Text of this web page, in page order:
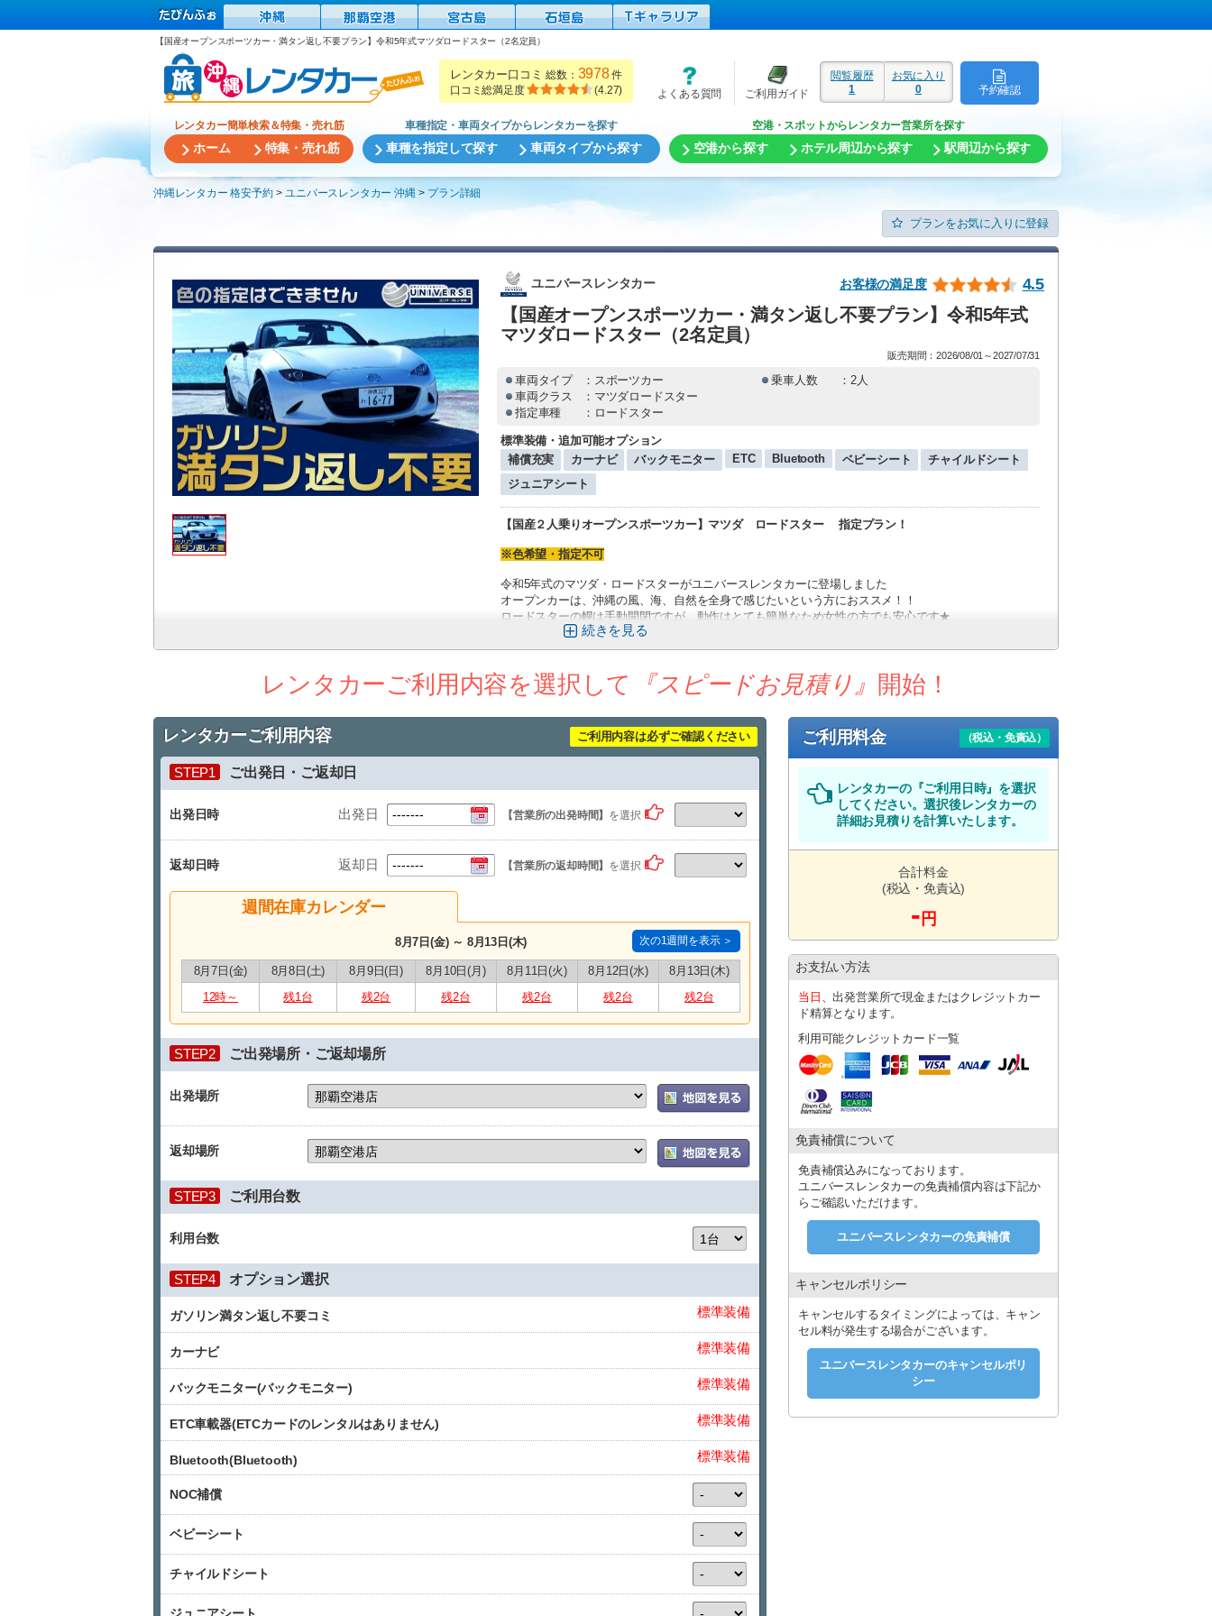
【国産オープンスポーツカー・満タン返し不要プラン】令和5年式マツダロードスター（2名定員）
レンタカー口コミ 総数： 3978件
口コミ総満足度
(4.27) 予約確認
閲覧履歴
1
お気に入り
0
よくある質問 ご利用ガイド
レンタカー簡単検索＆特集・売れ筋
ホーム 特集・売れ筋
車種指定・車両タイプからレンタカーを探す
車種を指定して探す 車両タイプから探す
空港・スポットからレンタカー営業所を探す
空港から探す ホテル周辺から探す 駅周辺から探す
沖縄レンタカー 格安予約 ユニバースレンタカー 沖縄 プラン詳細
プランをお気に入りに登録
お客様の満足度 4.5
ユニバースレンタカー
【国産オープンスポーツカー・満タン返し不要プラン】令和5年式
マツダロードスター（2名定員）
販売期間：2026/08/01～2027/07/31
車両タイプ ：スポーツカー 乗車人数
：2人
車両クラス
：マツダロードスター
指定車種
：ロードスター
標準装備・追加可能オプション
補償充実
カーナビ バックモニター ETC Bluetooth ベビーシート
チャイルドシート
ジュニアシート
【国産２人乗りオープンスポーツカー】マツダ ロードスター 指定プラン！
※色希望・指定不可
令和5年式のマツダ・ロードスターがユニバースレンタカーに登場しました
オープンカーは、沖縄の風、海、自然を全身で感じたいという方におススメ！！
ロードスターの幌は手動開閉ですが、動作はとても簡単なため女性の方でも安心です★
オープンカーに乗ったことが無くて不安な方にもおすすめです♪
見た目も走りもカッコいいオープンカーで、ぜひ沖縄ドライブを楽しんでください！
ユニバースレンタカーの高品質な車・サービスでストレスフリーで快適な旅を♪
心のこもったおもてなしで、お客様をお迎え致します。
★ユニバースレンタカーをご利用のお客様への嬉しいサービス
・ETC、カーナビ、全車標準装備！
・タクシー送迎サービス
那覇空港到着しましたら出口１番を出てタクシーで店舗までお越し下さい。
空港から店舗までの直送のみ料金をお支払致します。
※領収書の提出が必要となります。
※タクシー複数台でご来店の場合、２台目以降のタクシー代はご返金致しかねます。
※那覇空港にはジャンボタクシー乗り場がございます。当日ジャンボタクシーに空車がない場合は店舗
お帰りの際は当店送迎車両にて送迎させていただいております。
お帰りの際の送迎は、18時半までのご返却で那覇空港もしくは赤嶺駅となります。
飛行機の２時間前を目安にご返却をお願いいたします。
※返却時間に他のお客様が複数いらっしゃる場合は多少待ち時間が発生する可能性がございます。
※送迎を希望されるお客様は18時半までにご返却ください。18時半以降に返却の場合は送迎不可となり
ます。
続きを
レンタカーご利用内容を選択して 『スピードお見積り』 開始！
レンタカーご利用内容 ご利用内容は必ずご確認ください
STEP1 ご出発日・ご返却日
出発日時 出発日 【営業所の出発時間】 を選択
返却日時 返却日 【営業所の返却時間】 を選択
週間在庫カレンダー
次の1週間を表示 ＞
8月7日(金) ～ 8月13日(木)
8月7日(金) 8月8日(土) 8月9日(日) 8月10日(月) 8月11日(火) 8月12日(水)
8月13日(木)
12時～
残1台 残2台 残2台 残2台 残2台 残2台
STEP2 ご出発場所・ご返却場所
出発場所
返却場所
STEP3 ご利用台数
利用台数
STEP4 オプション選択
ガソリン満タン返し不要コミ 標準装備
カーナビ 標準装備
バックモニター(バックモニター) 標準装備
ETC車載器(ETCカードのレンタルはありません) 標準装備
Bluetooth(Bluetooth) 標準装備
NOC補償
ベビーシート
チャイルドシート
ご利用料金 （税込・免責込）
レンタカーの『ご利用日時』を選択
してください。選択後レンタカーの
詳細お見積りを計算いたします。
合計料金
(税込・免責込)
- 円
お支払い方法
当日 、出発営業所で現金またはクレジットカー
ド精算となります。
利用可能クレジットカード一覧
免責補償について
免責補償込みになっております。
ユニバースレンタカーの免責補償内容は下記か
らご確認いただけます。
ユニバースレンタカーの免責補償
キャンセルポリシー
キャンセルするタイミングによっては、キャン
セル料が発生する場合がございます。
ユニバースレンタカーのキャンセルポリ
シー